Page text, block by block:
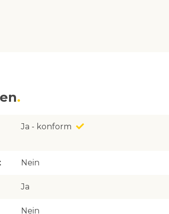
Ja - konform
Nein
Ja
Nein